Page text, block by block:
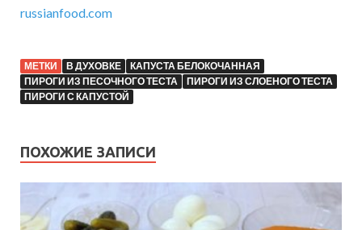
russianfood.com
МЕТКИ В ДУХОВКЕ
КАПУСТА БЕЛОКОЧАННАЯ
ПИРОГИ ИЗ ПЕСОЧНОГО ТЕСТА
ПИРОГИ ИЗ СЛОЕНОГО ТЕСТА
ПИРОГИ С КАПУСТОЙ
ПОХОЖИЕ ЗАПИСИ